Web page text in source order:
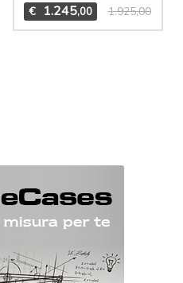
€ 1.245,00 1.925,00